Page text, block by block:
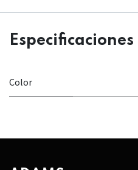
Especificaciones
Color